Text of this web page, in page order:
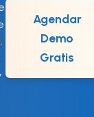
Agendar
Demo
Gratis